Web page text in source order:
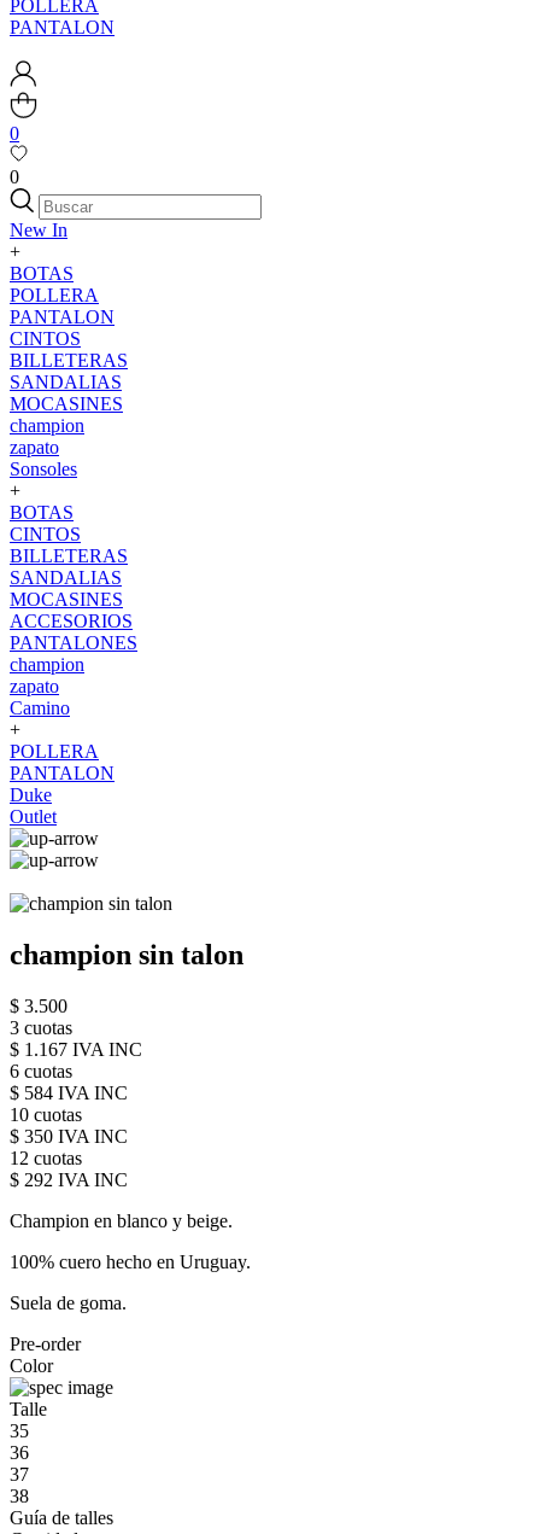
POLLERA
PANTALON
0
0
New In
+
BOTAS
POLLERA
PANTALON
CINTOS
BILLETERAS
SANDALIAS
MOCASINES
champion
zapato
Sonsoles
+
BOTAS
CINTOS
BILLETERAS
SANDALIAS
MOCASINES
ACCESORIOS
PANTALONES
champion
zapato
Camino
+
POLLERA
PANTALON
Duke
Outlet
champion sin talon
$ 3.500
3 cuotas
$ 1.167 IVA INC
6 cuotas
$ 584 IVA INC
10 cuotas
$ 350 IVA INC
12 cuotas
$ 292 IVA INC
Champion en blanco y beige.
100% cuero hecho en Uruguay.
Suela de goma.
Pre-order
Color
Talle
35
36
37
38
Guía de talles